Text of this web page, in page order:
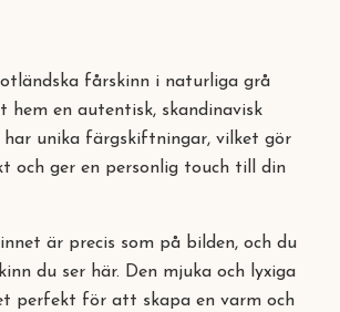
fårskinn i naturliga grå
hem en autentisk, skandinavisk
har unika färgskiftningar, vilket gör
och ger en personlig touch till din
är precis som på bilden, och du
du ser här. Den mjuka och lyxiga
perfekt för att skapa en varm och